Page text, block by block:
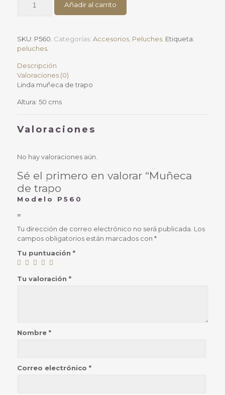
trapoModelo
cantidad
Añadir al carrito
SKU: P560 Categorías: Accesorios, Peluches. Etiqueta:
peluches.
Descripción
Valoraciones (0)
Linda muñeca de trapo
Altura: 50 cms
Valoraciones
No hay valoraciones aún.
Sé el primero en valorar “Muñeca
de trapo
Modelo P560
”
Tu dirección de correo electrónico no será publicada. Los
campos obligatorios están marcados con *
Tu puntuación *
Tu valoración *
Nombre *
Correo electrónico *